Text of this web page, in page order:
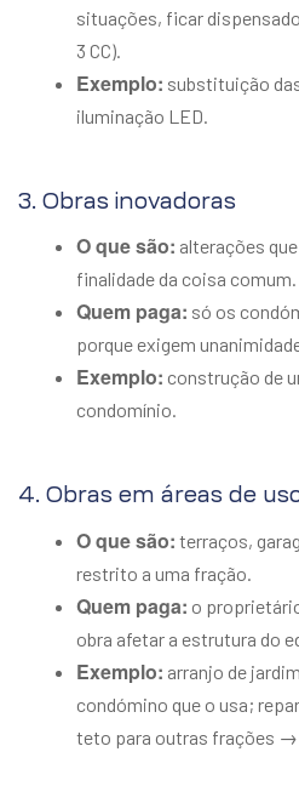
situações, ficar dispensado
3 CC).
Exemplo: substituição
iluminação LED.
3. Obras inovadoras
O que são: alterações
finalidade da coisa comum.
Quem paga: só os
porque exigem
Exemplo: construção de
condomínio.
4. Obras em áreas de
O que são: terraços,
restrito a uma fração.
Quem paga: o
obra afetar a estrutura do
Exemplo: arranjo de
condómino que o usa;
teto para outras frações